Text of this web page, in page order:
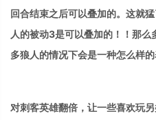
回合结束之后可以叠加的。这就
人的被动3是可以叠加的！！ 那么
多狼人的情况下会是一种怎么样的
对刺客英雄翻倍，让一些喜欢玩